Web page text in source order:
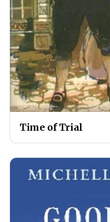
Time of Trial